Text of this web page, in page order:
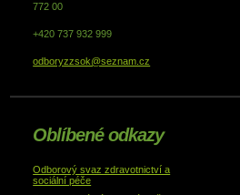
772 00
+420 737 932 999
odboryzzsok@seznam.cz
Oblíbené odkazy
Odborový svaz zdravotnictví a
sociální péče